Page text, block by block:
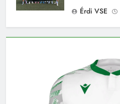
Érdi VSE